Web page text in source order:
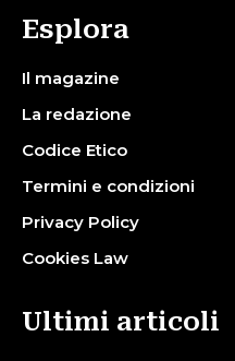
Esplora
Il magazine
La redazione
Codice Etico
Termini e condizioni
Privacy Policy
Cookies Law
Ultimi articoli